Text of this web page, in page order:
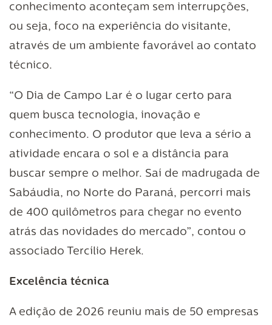
conhecimento aconteçam sem interrupções,
ou seja, foco na experiência do visitante,
através de um ambiente favorável ao contato
técnico.
“O Dia de Campo Lar é o lugar certo para
quem busca tecnologia, inovação e
conhecimento. O produtor que leva a sério a
atividade encara o sol e a distância para
buscar sempre o melhor. Saí de madrugada de
Sabáudia, no Norte do Paraná, percorri mais
de 400 quilômetros para chegar no evento
atrás das novidades do mercado”, contou o
associado Tercílio Herek.
Excelência técnica
A edição de 2026 reuniu mais de 50 empresas